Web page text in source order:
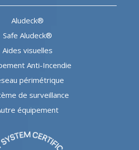
Aludeck®
Safe Aludeck®
Aides visuelles
Anti-Incendie
périmétrique
de surveillance
équipement